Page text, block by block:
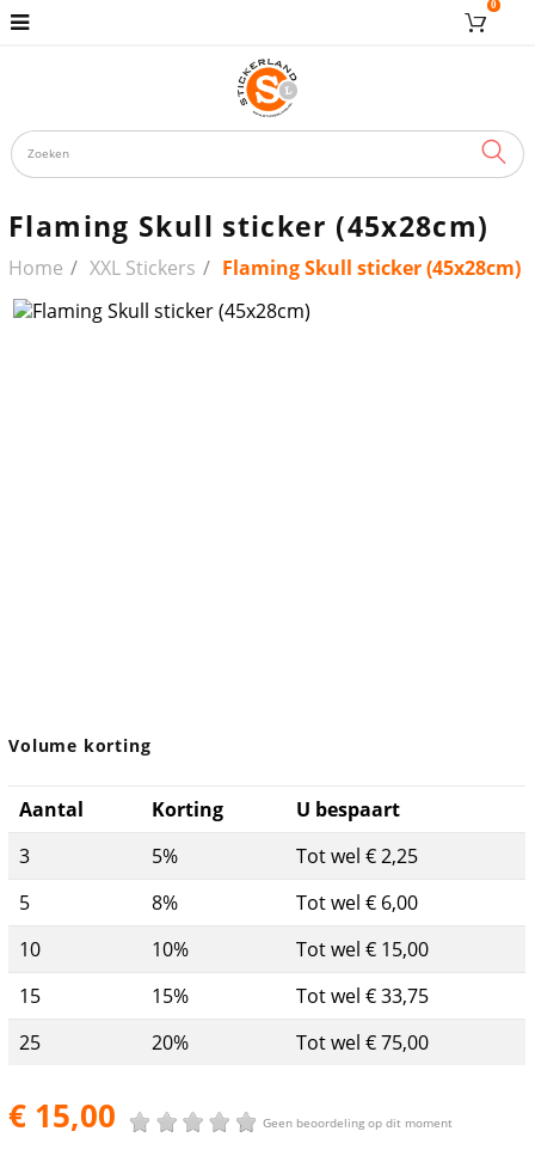
0
Flaming Skull sticker (45x28cm)
Home XXL Stickers Flaming Skull sticker (45x28cm)
Volume korting
Aantal Korting
U bespaart
3
5%
Tot wel € 2,25
5
8%
Tot wel € 6,00
10
10%
Tot wel € 15,00
15
15%
Tot wel € 33,75
25
20% Tot wel € 75,00
€ 15,00 Geen beoordeling op dit moment